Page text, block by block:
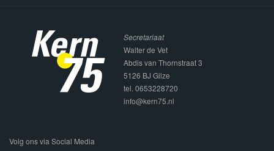
Secretariaat
Walter de Vet
Abdis van Thornstraat 3
5126 BJ Gilze
tel. 0653228720
info@kern75.nl
Volg ons via Social Media